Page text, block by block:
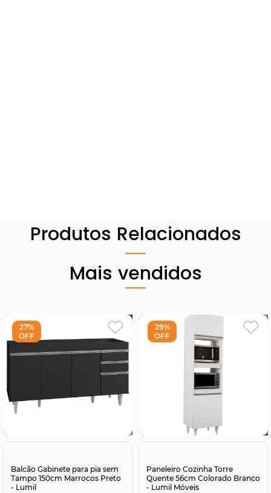
Produtos Relacionados
Mais vendidos
27%
OFF
Balcão Gabinete para pia sem
Tampo 150cm Marrocos Preto
- Lumil
29%
OFF
Paneleiro Cozinha Torre
Quente 56cm Colorado Branco
- Lumil Móveis